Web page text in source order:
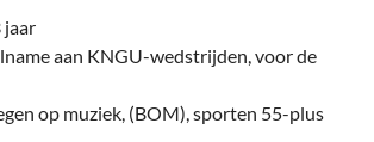
jaar
aan KNGU-wedstrijden, voor de
op muziek, (BOM), sporten 55-plus